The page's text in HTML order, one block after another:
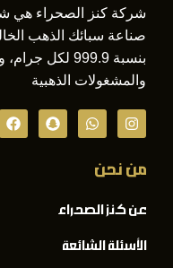
شركة كنز الصحراء هي
بنسبة 999.9
والمشغولات الذهبية
من نحن
عن كنز الصحراء
الأسئلة الشائعة